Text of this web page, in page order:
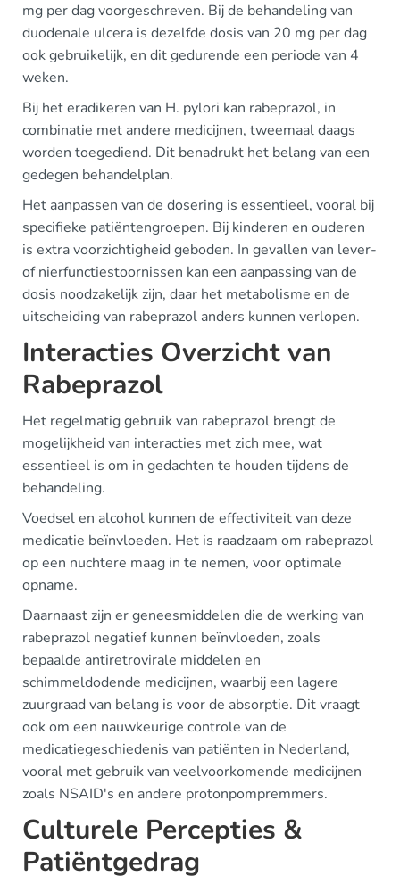
mg per dag voorgeschreven. Bij de behandeling van
duodenale ulcera is dezelfde dosis van 20 mg per dag
ook gebruikelijk, en dit gedurende een periode van 4
weken.
Bij het eradikeren van H. pylori kan rabeprazol, in
combinatie met andere medicijnen, tweemaal daags
worden toegediend. Dit benadrukt het belang van een
gedegen behandelplan.
Het aanpassen van de dosering is essentieel, vooral bij
specifieke patiëntengroepen. Bij kinderen en ouderen
is extra voorzichtigheid geboden. In gevallen van lever-
of nierfunctiestoornissen kan een aanpassing van de
dosis noodzakelijk zijn, daar het metabolisme en de
uitscheiding van rabeprazol anders kunnen verlopen.
Interacties Overzicht van
Rabeprazol
Het regelmatig gebruik van rabeprazol brengt de
mogelijkheid van interacties met zich mee, wat
essentieel is om in gedachten te houden tijdens de
behandeling.
Voedsel en alcohol kunnen de effectiviteit van deze
medicatie beïnvloeden. Het is raadzaam om rabeprazol
op een nuchtere maag in te nemen, voor optimale
opname.
Daarnaast zijn er geneesmiddelen die de werking van
rabeprazol negatief kunnen beïnvloeden, zoals
bepaalde antiretrovirale middelen en
schimmeldodende medicijnen, waarbij een lagere
zuurgraad van belang is voor de absorptie. Dit vraagt
ook om een nauwkeurige controle van de
medicatiegeschiedenis van patiënten in Nederland,
vooral met gebruik van veelvoorkomende medicijnen
zoals NSAID's en andere protonpompremmers.
Culturele Percepties &
Patiëntgedrag